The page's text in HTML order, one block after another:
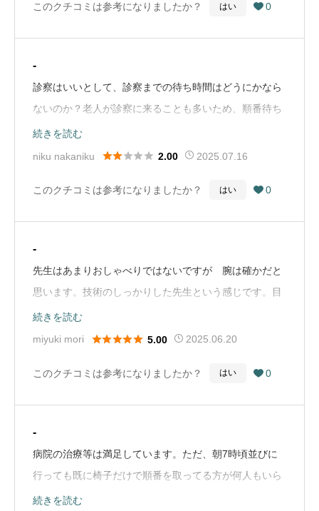
くなる症状だった上に、段取り良く検査のための準備を
またなにかあればお世話になりたいですし、知人にも勧
めたいです。（Google Mapから引用）
このクチコミは参考になりましたか？ はい  0
-
診察はいいとして、診察までの待ち時間はどうにかなら
ないのか？老人が診察に来ることも多いため、順番待ち
の椅子を置くようになっているのが慣例になっているよ
うだ。予約は1ヶ月前からしか取れないとのこと。2ヶ月
約患者よりも並んだ人が先に診察になる。椅子取りゲー
検討して欲しい（Google Mapから引用）
続きを読む
niku nakaniku
 2.00 2025.07.16
このクチコミは参考になりましたか？ はい  0
-
先生はあまりおしゃべりではないですが 腕は確かだと
思います。技術のしっかりした先生という感じです。目
の手術で不安でしたが きっと昔だったら全身麻酔とか
でしてたような手術を短時間でやってもらいましたよ。
続きを読む
miyuki mori
 5.00 2025.06.20
このクチコミは参考になりましたか？ はい  0
-
病院の治療等は満足しています。ただ、朝7時頃並びに
行っても既に椅子だけで順番を取ってる方が何人もいら
っしゃるので真面目にずーっと並んでるのが馬鹿みたい
続きを読む